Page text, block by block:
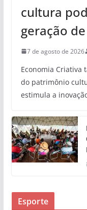
cultura
geração
7 de agosto de 2026
Economia Criativa
do patrimônio
estimula a
Esporte